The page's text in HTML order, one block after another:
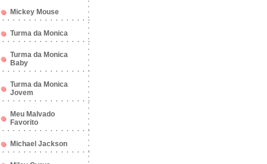
Mickey Mouse
Turma da Monica
Turma da Monica
Baby
Turma da Monica
Jovem
Meu Malvado
Favorito
Michael Jackson